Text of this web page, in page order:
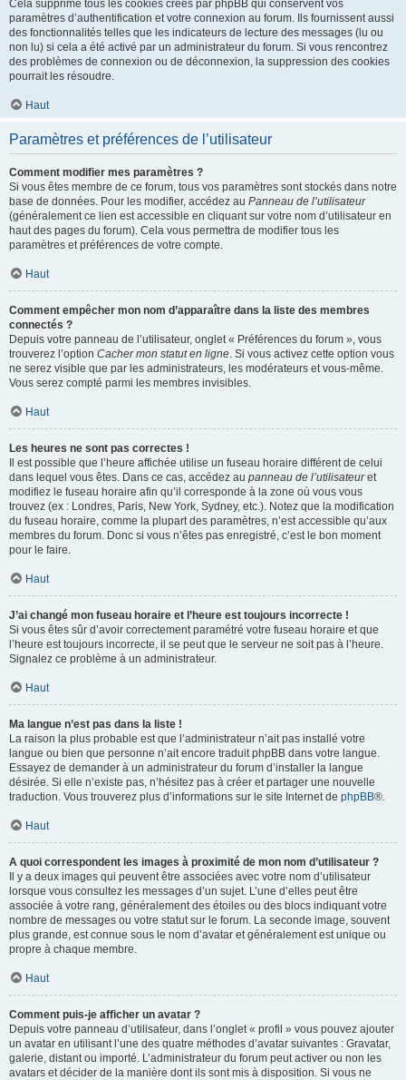
Cela supprime tous les cookies créés par phpBB qui conservent vos
paramètres d’authentification et votre connexion au forum. Ils fournissent aussi
des fonctionnalités telles que les indicateurs de lecture des messages (lu ou
non lu) si cela a été activé par un administrateur du forum. Si vous rencontrez
des problèmes de connexion ou de déconnexion, la suppression des cookies
pourrait les résoudre.
Haut
Paramètres et préférences de l’utilisateur
Comment modifier mes paramètres ?
Si vous êtes membre de ce forum, tous vos paramètres sont stockés dans notre
base de données. Pour les modifier, accédez au Panneau de l’utilisateur
(généralement ce lien est accessible en cliquant sur votre nom d’utilisateur en
haut des pages du forum). Cela vous permettra de modifier tous les
paramètres et préférences de votre compte.
Haut
Comment empêcher mon nom d’apparaître dans la liste des membres
connectés ?
Depuis votre panneau de l’utilisateur, onglet « Préférences du forum », vous
trouverez l’option Cacher mon statut en ligne. Si vous activez cette option vous
ne serez visible que par les administrateurs, les modérateurs et vous-même.
Vous serez compté parmi les membres invisibles.
Haut
Les heures ne sont pas correctes !
Il est possible que l’heure affichée utilise un fuseau horaire différent de celui
dans lequel vous êtes. Dans ce cas, accédez au panneau de l’utilisateuret
modifiez le fuseau horaire afin qu’il corresponde à la zone où vous vous
trouvez (ex : Londres, Paris, New York, Sydney, etc.). Notez que la modification
du fuseau horaire, comme la plupart des paramètres, n’est accessible qu’aux
membres du forum. Donc si vous n’êtes pas enregistré, c’est le bon moment
pour le faire.
Haut
J’ai changé mon fuseau horaire et l’heure est toujours incorrecte !
Si vous êtes sûr d’avoir correctement paramétré votre fuseau horaire et que
l’heure est toujours incorrecte, il se peut que le serveur ne soit pas à l’heure.
Signalez ce problème à un administrateur.
Haut
Ma langue n’est pas dans la liste !
La raison la plus probable est que l’administrateur n’ait pas installé votre
langue ou bien que personne n’ait encore traduit phpBB dans votre langue.
Essayez de demander à un administrateur du forum d’installer la langue
désirée. Si elle n’existe pas, n’hésitez pas à créer et partager une nouvelle
traduction. Vous trouverez plus d’informations sur le site Internet de phpBB®.
Haut
A quoi correspondent les images à proximité de mon nom d’utilisateur ?
Il y a deux images qui peuvent être associées avec votre nom d’utilisateur
lorsque vous consultez les messages d’un sujet. L’une d’elles peut être
associée à votre rang, généralement des étoiles ou des blocs indiquant votre
nombre de messages ou votre statut sur le forum. La seconde image, souvent
plus grande, est connue sous le nom d’avatar et généralement est unique ou
propre à chaque membre.
Haut
Comment puis-je afficher un avatar ?
Depuis votre panneau d’utilisateur, dans l’onglet « profil » vous pouvez ajouter
un avatar en utilisant l’une des quatre méthodes d’avatar suivantes : Gravatar,
galerie, distant ou importé. L’administrateur du forum peut activer ou non les
avatars et décider de la manière dont ils sont mis à disposition. Si vous ne